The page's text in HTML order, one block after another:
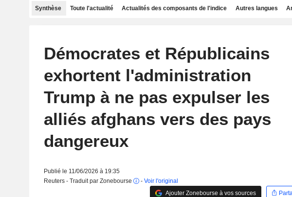
Synthèse Toute l'actualité Actualités des composants de l'indice Autres langues
Démocrates et Républicains
exhortent l'administration
Trump à ne pas expulser les
alliés afghans vers des pays
dangereux
Publié le 11/06/2026 à 19:35
Reuters - Traduit par Zonebourse
- Voir l'original
Ajouter Zonebourse à vos sources